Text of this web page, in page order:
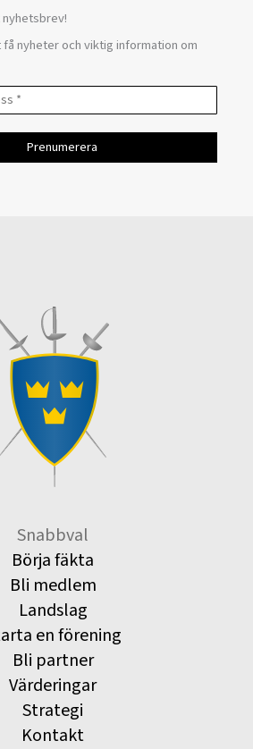
nyheter och viktig information om
Snabbval
Börja fäkta
Bli medlem
Landslag
en förening
Bli partner
Värderingar
Strategi
Kontakt